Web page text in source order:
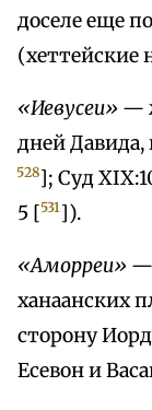
доселе еще
(хеттейские
«Иевусеи» —
дней
528]; Суд
5 [531]).
«Aмoppeи» —
ханаанских
сторону
Есевон и